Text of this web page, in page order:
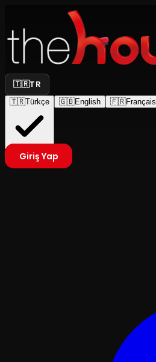
🇹🇷TR
🇹🇷Türkçe 🇬🇧English 🇫🇷Français
Giriş Yap